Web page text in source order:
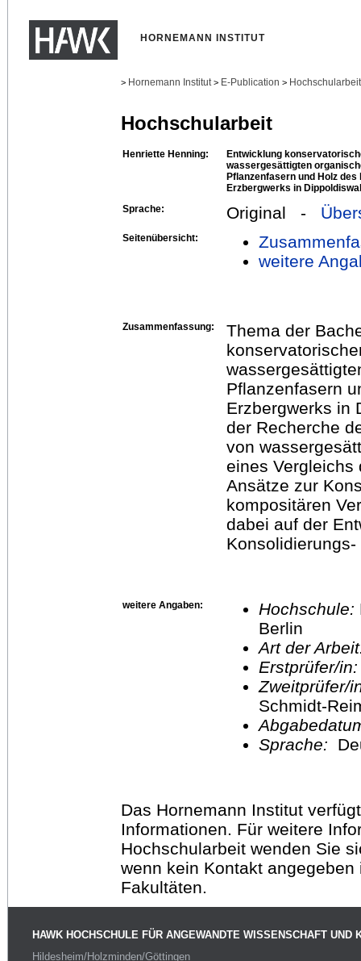
HORNEMANN INSTITUT
> Hornemann Institut > E-Publication >
Hochschularbeit
Henriette Henning:
Entwicklung
wassergesättigten
Pflanzenfasern und Holz
Erzbergwerks in
Sprache:
Original -
Seitenübersicht:
weitere
Zusammenfassung:
Thema der
Pflanzenfasern
Erzbergwerks in
der Recherche
von
eines Vergleichs
Ansätze zur
kompositären
dabei auf der
weitere Angaben: Hochschule:
Berlin
Art der
Erstprüfer/
Schmidt-
Sprache:
Das Hornemann Institut
Informationen. Für weitere
Hochschularbeit wenden Sie
wenn kein Kontakt
Fakultäten.
HAWK HOCHSCHULE FÜR ANGEWANDTE WISSENSCHAFT UND
Hildesheim/Holzminden/Göttingen